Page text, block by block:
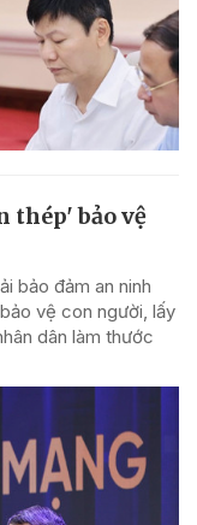
thép' bảo vệ
bảo đảm an ninh
vệ con người, lấy
dân làm thước